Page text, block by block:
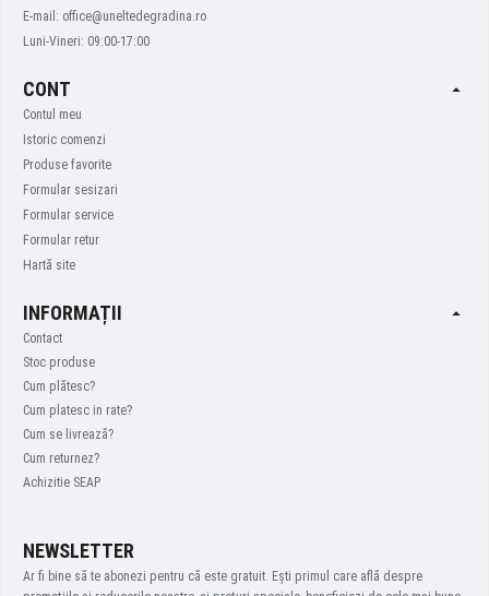
E-mail: office@uneltedegradina.ro
Luni-Vineri: 09:00-17:00
CONT
Contul meu
Istoric comenzi
Produse favorite
Formular sesizari
Formular service
Formular retur
Hartă site
INFORMAȚII
Contact
Stoc produse
Cum plătesc?
Cum platesc in rate?
Cum se livrează?
Cum returnez?
Achizitie SEAP
NEWSLETTER
Ar fi bine să te abonezi pentru că este gratuit. Ești primul care află despre